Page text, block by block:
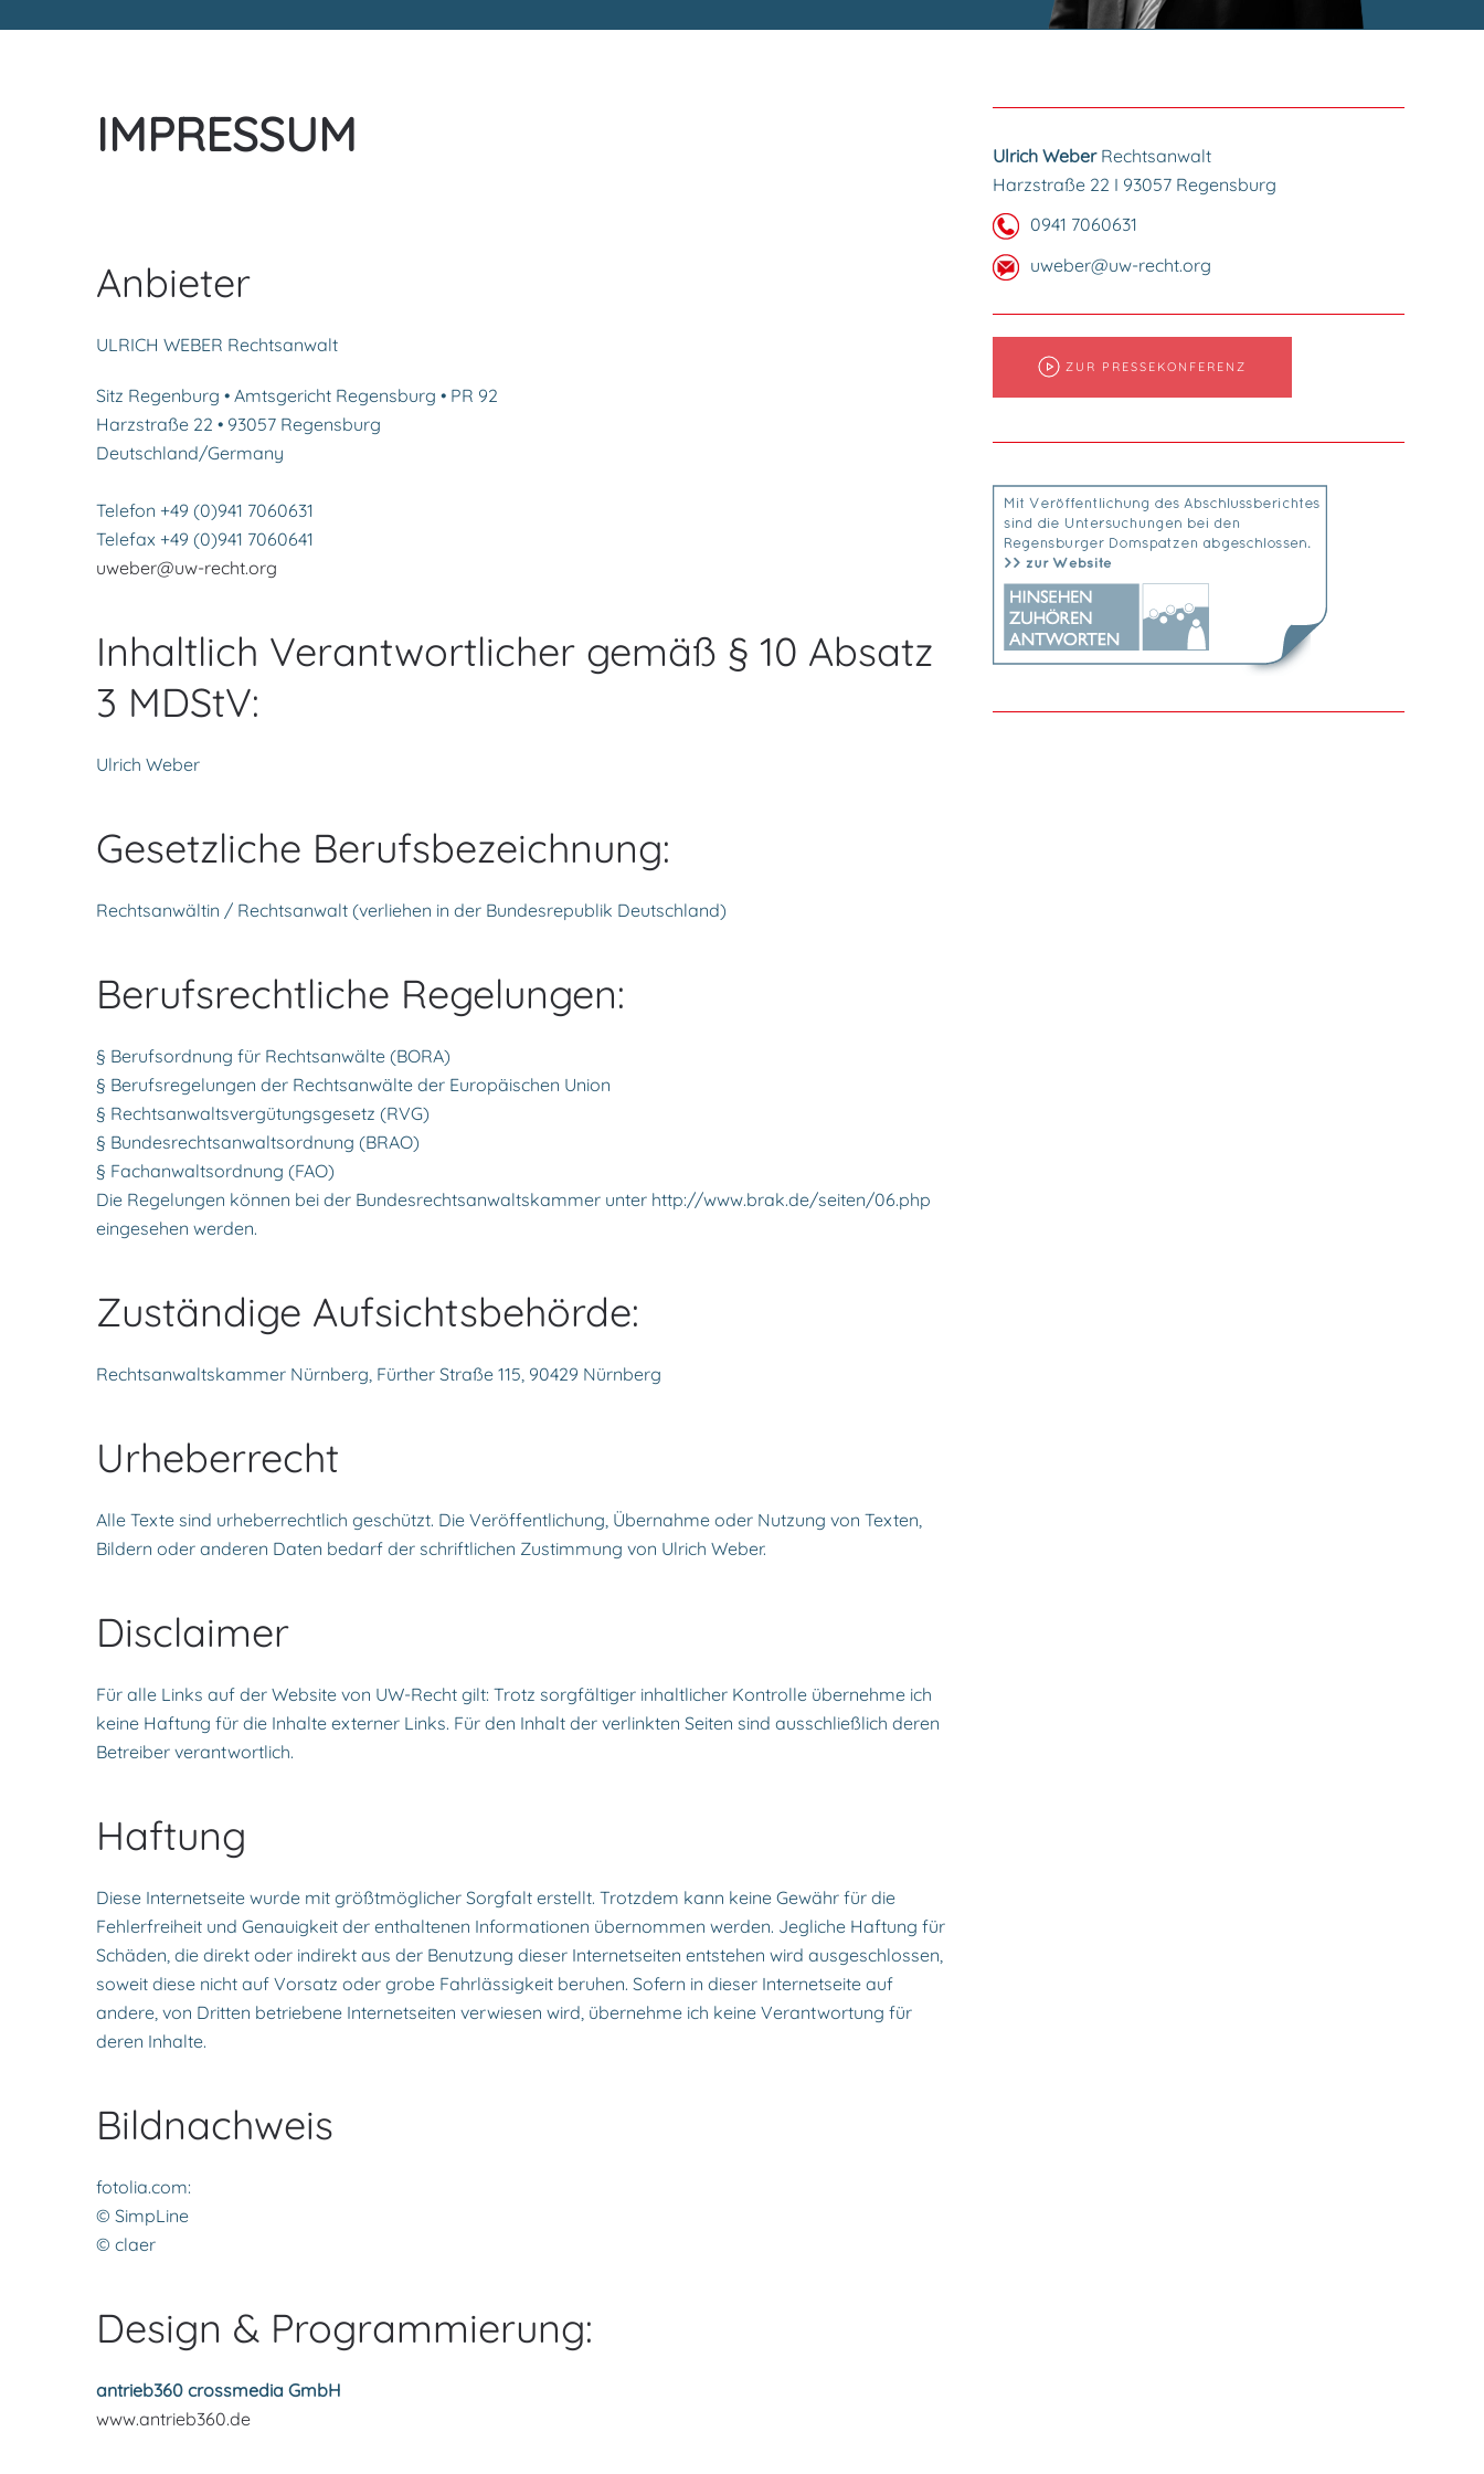
IMPRESSUM
Anbieter
ULRICH WEBER Rechtsanwalt
Sitz Regenburg • Amtsgericht Regensburg • PR 92
Harzstraße 22 • 93057 Regensburg
Deutschland/Germany
Telefon +49 (0)941 7060631
Telefax +49 (0)941 7060641
uweber@uw-recht.org
Inhaltlich Verantwortlicher gemäß § 10 Absatz
3 MDStV:
Ulrich Weber
Gesetzliche Berufsbezeichnung:
Rechtsanwältin / Rechtsanwalt (verliehen in der Bundesrepublik Deutschland)
Berufsrechtliche Regelungen:
§ Berufsordnung für Rechtsanwälte (BORA)
§ Berufsregelungen der Rechtsanwälte der Europäischen Union
§ Rechtsanwaltsvergütungsgesetz (RVG)
§ Bundesrechtsanwaltsordnung (BRAO)
§ Fachanwaltsordnung (FAO)
Die Regelungen können bei der Bundesrechtsanwaltskammer unter http://www.brak.de/seiten/06.php
eingesehen werden.
Zuständige Aufsichtsbehörde:
Rechtsanwaltskammer Nürnberg, Fürther Straße 115, 90429 Nürnberg
Urheberrecht
Alle Texte sind urheberrechtlich geschützt. Die Veröffentlichung, Übernahme oder Nutzung von Texten,
Bildern oder anderen Daten bedarf der schriftlichen Zustimmung von Ulrich Weber.
Disclaimer
Für alle Links auf der Website von UW-Recht gilt: Trotz sorgfältiger inhaltlicher Kontrolle übernehme ich
keine Haftung für die Inhalte externer Links. Für den Inhalt der verlinkten Seiten sind ausschließlich deren
Betreiber verantwortlich.
Haftung
Diese Internetseite wurde mit größtmöglicher Sorgfalt erstellt. Trotzdem kann keine Gewähr für die
Fehlerfreiheit und Genauigkeit der enthaltenen Informationen übernommen werden. Jegliche Haftung für
Schäden, die direkt oder indirekt aus der Benutzung dieser Internetseiten entstehen wird ausgeschlossen,
soweit diese nicht auf Vorsatz oder grobe Fahrlässigkeit beruhen. Sofern in dieser Internetseite auf
andere, von Dritten betriebene Internetseiten verwiesen wird, übernehme ich keine Verantwortung für
deren Inhalte.
Bildnachweis
fotolia.com:
© SimpLine
© claer
Design & Programmierung:
antrieb360 crossmedia GmbH
www.antrieb360.de
Ulrich WeberRechtsanwalt
Harzstraße 22 I 93057 Regensburg
0941 7060631
uweber@uw-recht.org
ZUR PRESSEKONFERENZ